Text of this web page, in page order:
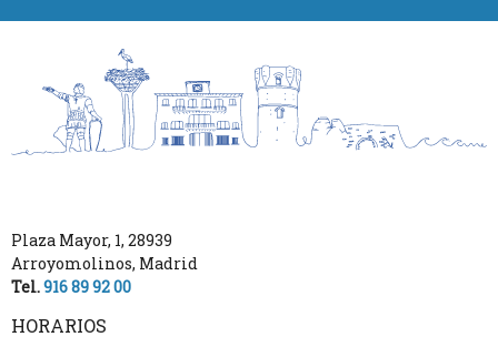
Plaza Mayor, 1, 28939
Arroyomolinos, Madrid
Tel.916 89 92 00
HORARIOS